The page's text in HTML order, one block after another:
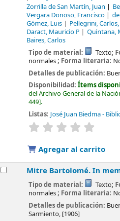
Zorrilla de San Martín, Juan
Vergara Donoso, Francisco
Gómez, Luis
Pellegrini, Carlos
Daract, Mauricio P
Quintana,
Baires, Carlos
Tipo de material: Texto;
normales; Forma literaria:
Detalles de publicación:
Disponibilidad:Ítems
del Archivo General de la
449 .
Listas: José Juan Biedma -
valoración
Agregar al carrito
Mitre Bartolomé. In
Tipo de material: Texto;
normales; Forma literaria:
Detalles de publicación:
Sarmiento, [1906]